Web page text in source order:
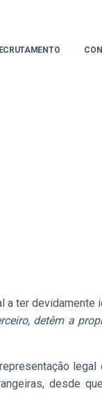
a ter devidamente
detêm a
legal
desde